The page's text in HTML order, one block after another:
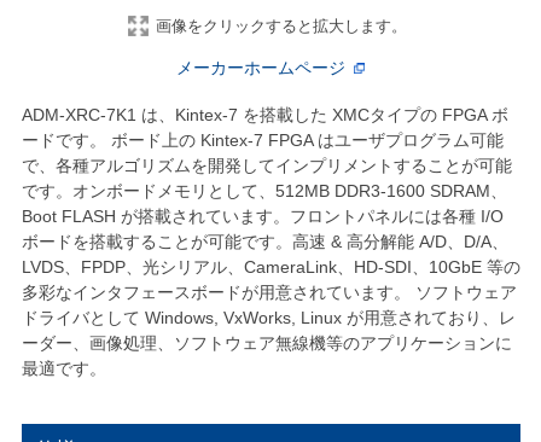
画像をクリックすると拡大します。
メーカーホームページ
ADM-XRC-7K1 は、Kintex-7 を搭載した XMCタイプの FPGA ボ
ードです。 ボード上の Kintex-7 FPGA はユーザプログラム可能
で、各種アルゴリズムを開発してインプリメントすることが可能
です。オンボードメモリとして、512MB DDR3-1600 SDRAM、
Boot FLASH が搭載されています。フロントパネルには各種 I/O
ボードを搭載することが可能です。高速 & 高分解能 A/D、D/A、
LVDS、FPDP、光シリアル、CameraLink、HD-SDI、10GbE 等の
多彩なインタフェースボードが用意されています。 ソフトウェア
ドライバとして Windows, VxWorks, Linux が用意されており、レ
ーダー、画像処理、ソフトウェア無線機等のアプリケーションに
最適です。